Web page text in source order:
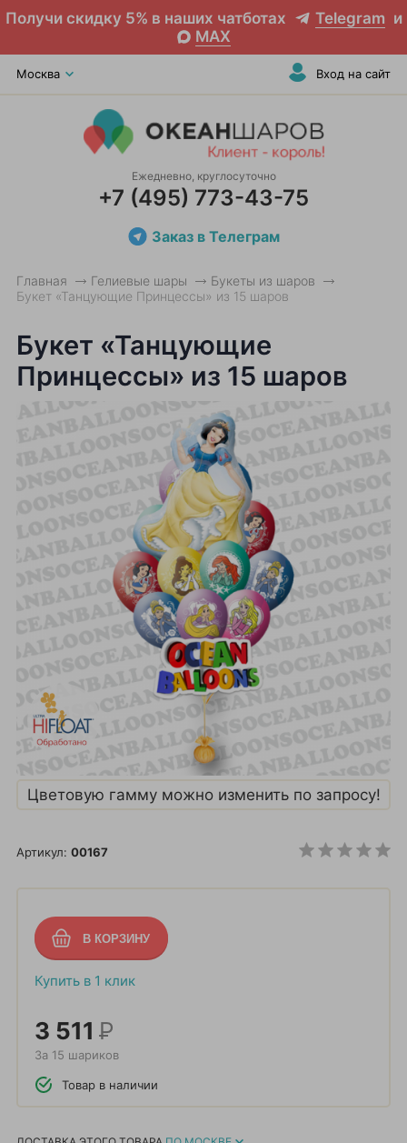
Получи скидку 5% в наших чатботах Telegram и
MAX
Москва Вход на сайт
Ежедневно, круглосуточно
+7 (495) 773-43-75
Заказ в Телеграм
Главная Гелиевые шары
Букеты из шаров
Букет «Танцующие Принцессы» из 15 шаров
Букет «Танцующие
Принцессы» из 15 шаров
Цветовую гамму можно изменить по запросу!
Артикул: 00167
Купить в 1 клик
3 511 Р
За 15 шариков
Товар в наличии